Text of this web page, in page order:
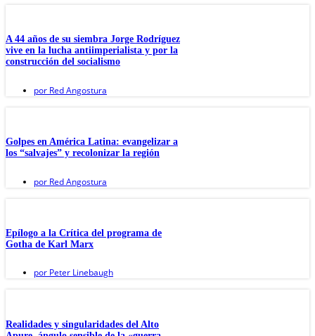
A 44 años de su siembra Jorge Rodríguez
vive en la lucha antiimperialista y por la
construcción del socialismo
por Red Angostura
Golpes en América Latina: evangelizar a
los “salvajes” y recolonizar la región
por Red Angostura
Epílogo a la Crítica del programa de
Gotha de Karl Marx
por Peter Linebaugh
Realidades y singularidades del Alto